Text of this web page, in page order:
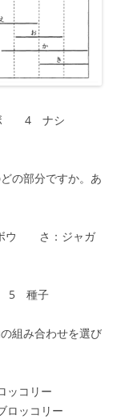
4 ナシ
の部分ですか。あ
ウ さ：ジャガ
種子
組み合わせを選び
コリー
ッコリー